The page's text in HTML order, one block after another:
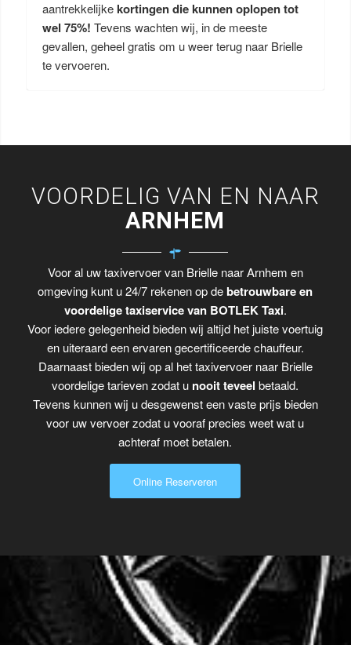
aantrekkelijkekortingen die kunnen oplopen tot
wel 75%! Tevens wachten wij, in de meeste
gevallen, geheel gratis om u weer terug naar Brielle
te vervoeren.
VOORDELIG VAN EN NAAR
ARNHEM
Voor al uw taxivervoer van Brielle naar Arnhem en
omgeving kunt u 24/7 rekenen op debetrouwbare en
voordelige taxiservice van BOTLEK Taxi.
Voor iedere gelegenheid bieden wij altijd het juiste voertuig
en uiteraard een ervaren gecertificeerde chauffeur.
Daarnaast bieden wij op al het taxivervoer naar Brielle
voordelige tarieven zodat u nooit teveel betaald.
Tevens kunnen wij u desgewenst een vaste prijs bieden
voor uw vervoer zodat u vooraf precies weet wat u
achteraf moet betalen.
Online Reserveren